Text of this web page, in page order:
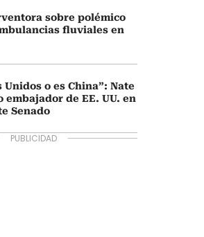
sobre polémico
fluviales en
Unidos o es China”: Nate
de EE. UU. en
Senado